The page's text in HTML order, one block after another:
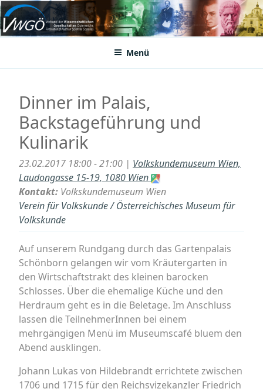
Zum
Inhalt
springenVWGÖ
Federation of Austrian Scientific Societies
Menü
Dinner im Palais,
Backstageführung und
Kulinarik
23.02.2017 18:00 - 21:00 | Volkskundemuseum Wien,
Laudongasse 15-19, 1080 Wien
Kontakt: Volkskundemuseum Wien
Verein für Volkskunde / Österreichisches Museum für
Volkskunde
Auf unserem Rundgang durch das Gartenpalais
Schönborn gelangen wir vom Kräutergarten in
den Wirtschaftstrakt des kleinen barocken
Schlosses. Über die ehemalige Küche und den
Herdraum geht es in die Beletage. Im Anschluss
lassen die TeilnehmerInnen bei einem
mehrgängigen Menü im Museumscafé bluem den
Abend ausklingen.
Johann Lukas von Hildebrandt errichtete zwischen
1706 und 1715 für den Reichsvizekanzler Friedrich